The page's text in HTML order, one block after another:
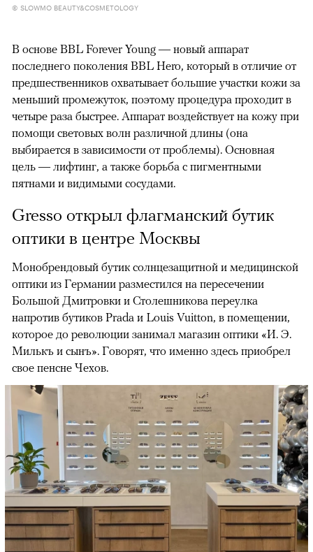
© SLOWMO BEAUTY&COSMETOLOGY
В основе BBL Forever Young — новый аппарат
последнего поколения BBL Hero, который в отличие от
предшественников охватывает большие участки кожи за
меньший промежуток, поэтому процедура проходит в
четыре раза быстрее. Аппарат воздействует на кожу при
помощи световых волн различной длины (она
выбирается в зависимости от проблемы). Основная
цель — лифтинг, а также борьба с пигментными
пятнами и видимыми сосудами.
Gresso открыл флагманский бутик
оптики в центре Москвы
Монобрендовый бутик солнцезащитной и медицинской
оптики из Германии разместился на пересечении
Большой Дмитровки и Столешникова переулка
напротив бутиков Prada и Louis Vuitton, в помещении,
которое до революции занимал магазин оптики «И. Э.
Милькъ и сынъ». Говорят, что именно здесь приобрел
свое пенсне Чехов.